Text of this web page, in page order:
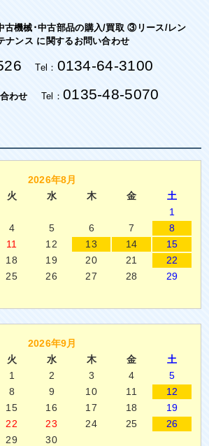
機械･中古部品の購入/買取 ③リース/レン
ンス に関するお問い合わせ
Tel： 0134-64-3100
わせ Tel： 0135-48-5070
2026年8月
火 水 木 金
土
1
4 5 6 7
8
11 12 13 14
15
18 19 20 21
22
25 26 27 28
29
2026年9月
火 水 木 金
土
1
2 3 4
5
8 9 10 11
12
15 16 17 18
19
22 23 24 25
26
29 30